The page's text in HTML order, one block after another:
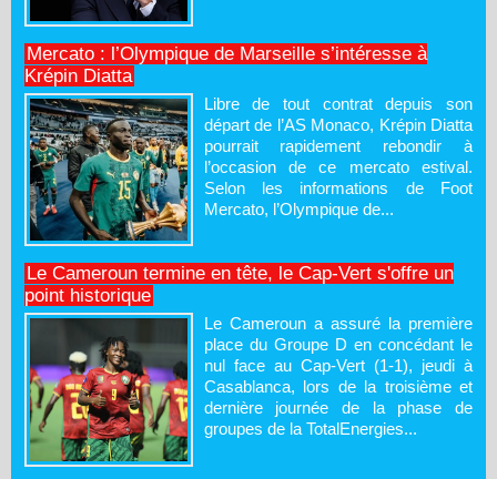
Mercato : l’Olympique de Marseille s’intéresse à
Krépin Diatta
Libre de tout contrat depuis son
départ de l’AS Monaco, Krépin Diatta
pourrait rapidement rebondir à
l’occasion de ce mercato estival.
Selon les informations de Foot
Mercato, l’Olympique de...
Le Cameroun termine en tête, le Cap-Vert s'offre un
point historique
Le Cameroun a assuré la première
place du Groupe D en concédant le
nul face au Cap-Vert (1-1), jeudi à
Casablanca, lors de la troisième et
dernière journée de la phase de
groupes de la TotalEnergies...